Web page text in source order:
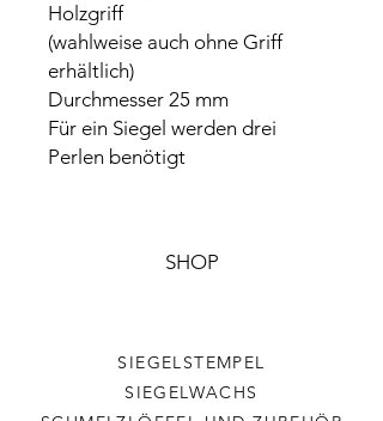
Holzgriff
(wahlweise auch ohne Griff
erhältlich)
Durchmesser 25 mm
Für ein Siegel werden drei
Perlen benötigt
SHOP
SIEGELSTEMPEL
SIEGELWACHS